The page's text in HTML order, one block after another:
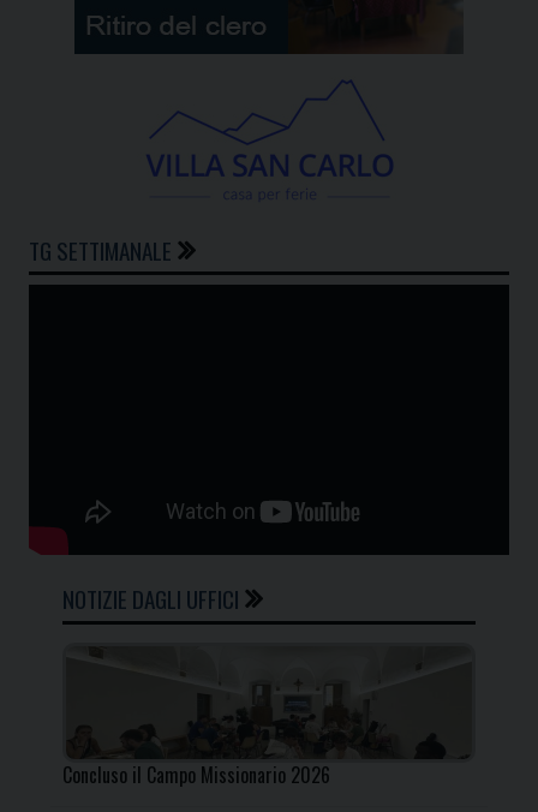
TG SETTIMANALE
NOTIZIE DAGLI UFFICI
Concluso il Campo Missionario 2026